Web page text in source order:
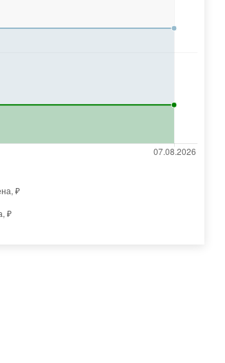
₽
₽